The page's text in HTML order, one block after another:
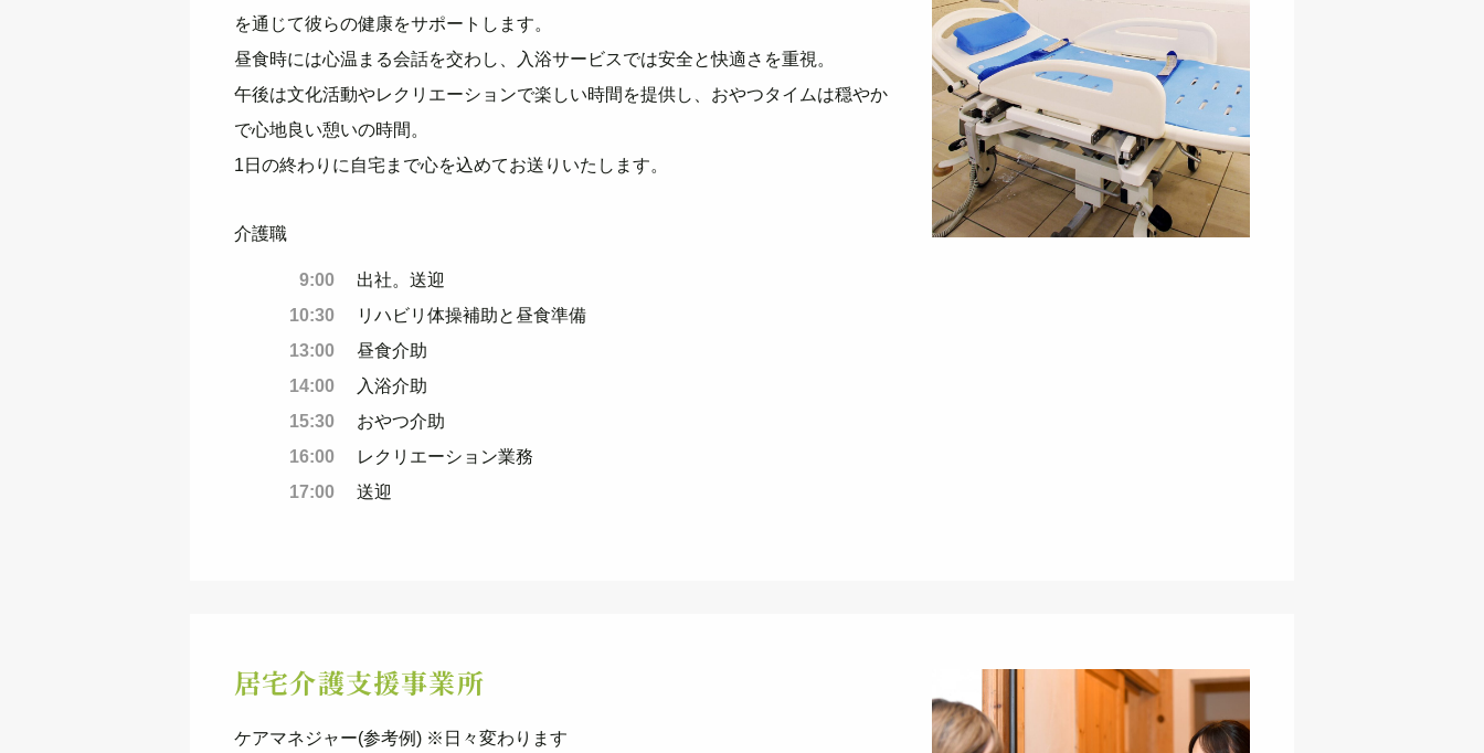
を通じて彼らの健康をサポートします。
昼食時には心温まる会話を交わし、入浴サービスでは安全と快適さを重視。
午後は文化活動やレクリエーションで楽しい時間を提供し、おやつタイムは穏やか
で心地良い憩いの時間。
1日の終わりに自宅まで心を込めてお送りいたします。
介護職
9:00
出社。送迎
10:30
リハビリ体操補助と昼食準備
13:00
昼食介助
14:00
入浴介助
15:30
おやつ介助
16:00
レクリエーション業務
17:00
送迎
居宅介護支援事業所
ケアマネジャー(参考例) ※日々変わります